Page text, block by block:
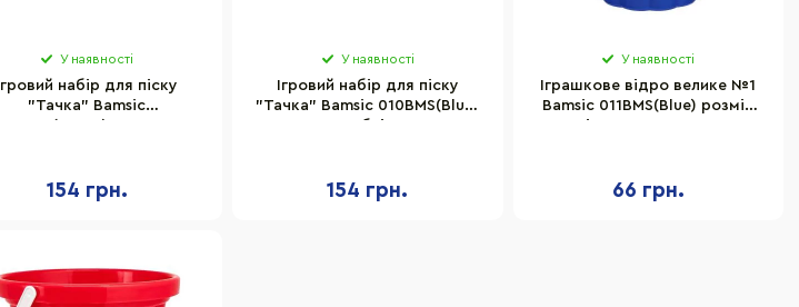
У наявності
Ігровий набір для піску
"Тачка" Bamsic
154 грн.
У наявності
Ігровий набір для піску
"Тачка" Bamsic 010BMS(Blue)
154 грн.
У наявності
Іграшкове відро велике №1
Bamsic 011BMS(Blue) розмір
66 грн.